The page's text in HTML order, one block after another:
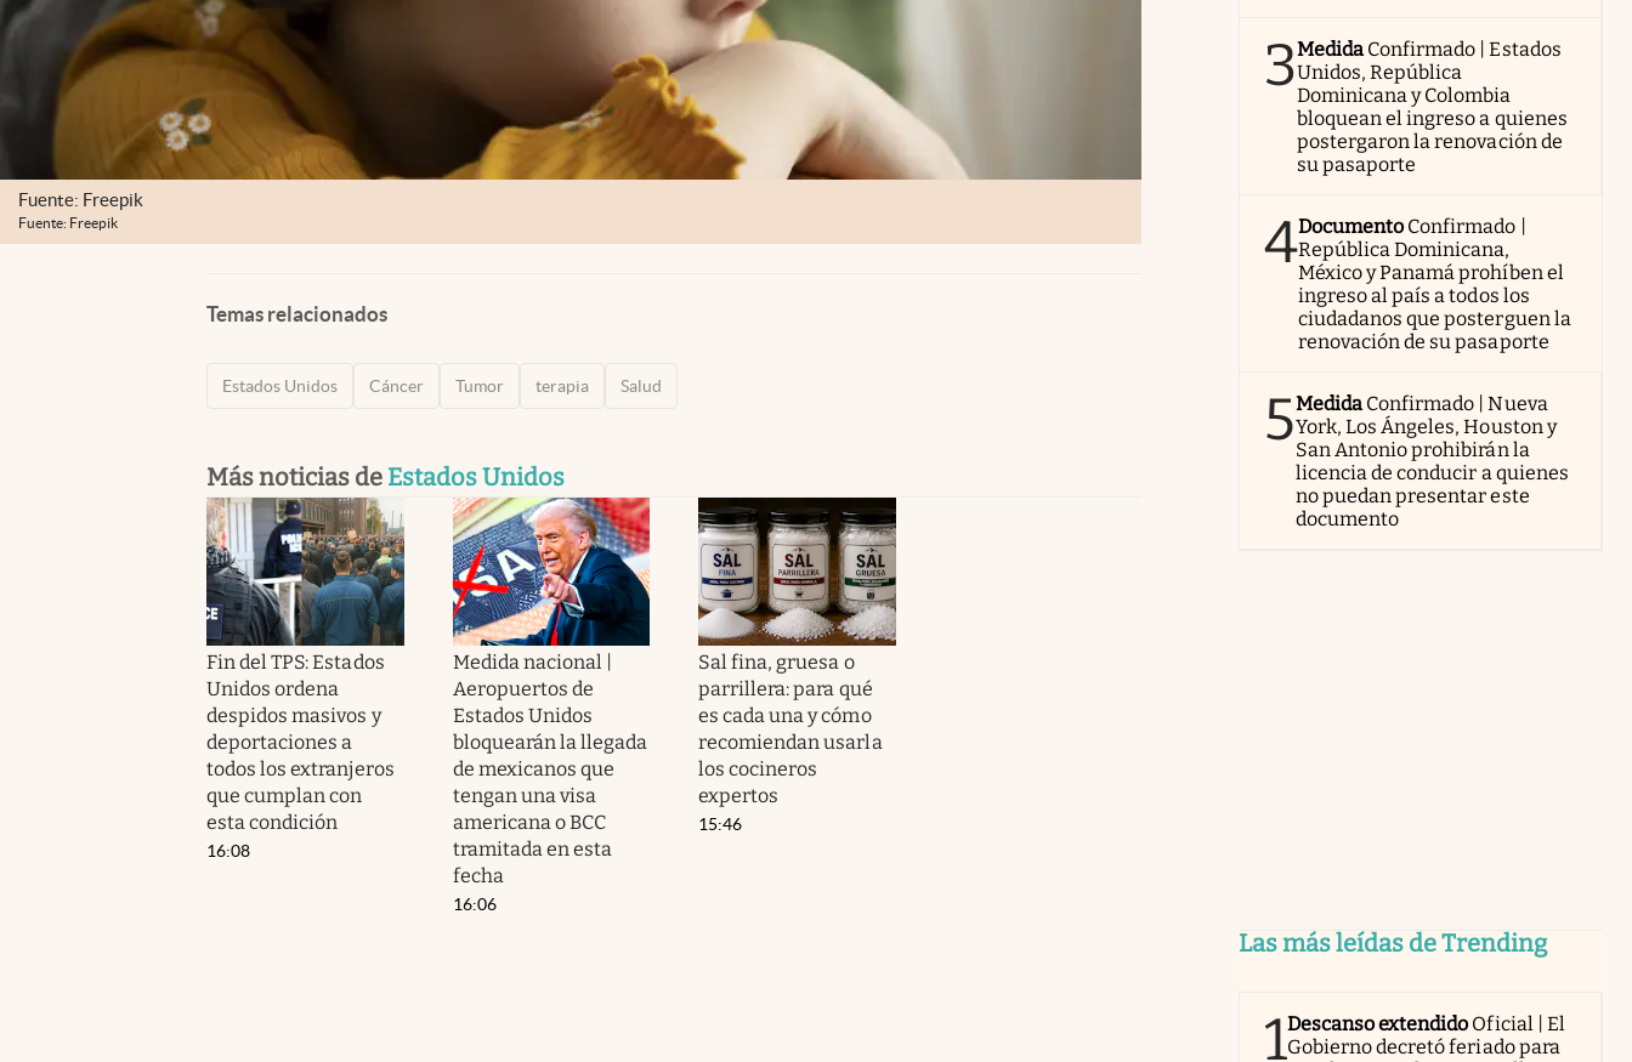
Fuente: Freepik
Fuente: Freepik
Temas relacionados
Estados Unidos Cáncer Tumor terapia Salud
Más noticias de Estados Unidos
Fin del TPS: Estados
Unidos ordena
despidos masivos y
deportaciones a
todos los extranjeros
que cumplan con
esta condición
16:08
Medida nacional |
Aeropuertos de
Estados Unidos
bloquearán la llegada
de mexicanos que
tengan una visa
americana o BCC
tramitada en esta
fecha
16:06
Sal fina, gruesa o
parrillera: para qué
es cada una y cómo
recomiendan usarla
los cocineros
expertos
15:46
3Medida Confirmado | Estados
Unidos, República
Dominicana y Colombia
bloquean el ingreso a quienes
postergaron la renovación de
su pasaporte
4Documento Confirmado |
República Dominicana,
México y Panamá prohíben el
ingreso al país a todos los
ciudadanos que posterguen la
renovación de su pasaporte
5Medida Confirmado | Nueva
York, Los Ángeles, Houston y
San Antonio prohibirán la
licencia de conducir a quienes
no puedan presentar este
documento
Las más leídas de Trending
1Descanso extendido Oficial | El
Gobierno decretó feriado para